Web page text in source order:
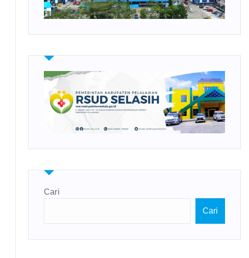
Cari
Cari